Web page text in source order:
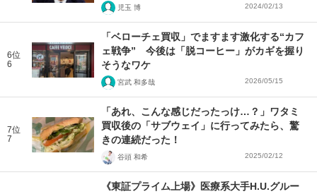
児玉 博 2024/02/13
6位
6
「ベローチェ買収」でますます激化する“カフ
ェ戦争” 今後は「脱コーヒー」がカギを握り
そうなワケ
宮武 和多哉 2026/05/15
7位
7
「あれ、こんな感じだったっけ…？」ワタミ
買収後の「サブウェイ」に行ってみたら、驚
きの連続だった！
谷頭 和希 2025/02/12
《東証プライム上場》医療系大手H.U.グルー